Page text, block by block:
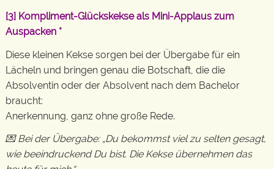
[3] Kompliment-Glückskekse als Mini-Applaus zum
Auspacken *
Diese kleinen Kekse sorgen bei der Übergabe für ein
Lächeln und bringen genau die Botschaft, die die
Absolventin oder der Absolvent nach dem Bachelor
braucht:
Anerkennung, ganz ohne große Rede.
💌 Bei der Übergabe: „Du bekommst viel zu selten gesagt,
wie beeindruckend Du bist. Die Kekse übernehmen das